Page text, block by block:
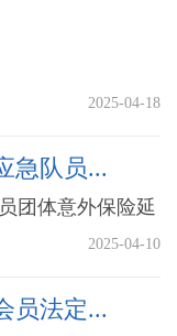
2025-04-18
急队员...
团体意外保险延
2025-04-10
员法定...